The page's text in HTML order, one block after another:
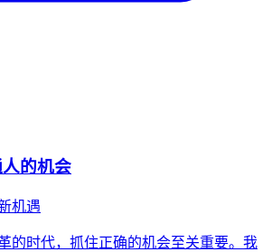
的机会
机遇
的时代，抓住正确的机会至关重要。我